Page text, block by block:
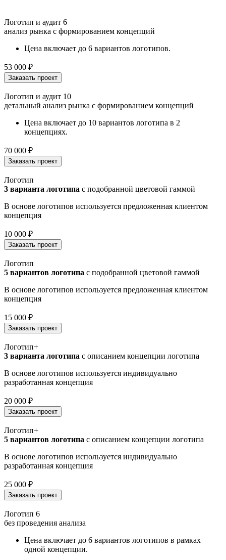
Логотип и аудит 6
анализ рынка с формированием концепций
Цена включает до 6 вариантов логотипов.
53 000 ₽
Заказать проект
Логотип и аудит 10
детальный анализ рынка с формированием концепций
Цена включает до 10 вариантов логотипа в 2
концепциях.
70 000 ₽
Заказать проект
Логотип
3 варианта логотипа с подобранной цветовой гаммой
В основе логотипов используется предложенная клиентом
концепция
10 000 ₽
Заказать проект
Логотип
5 вариантов логотипа с подобранной цветовой гаммой
В основе логотипов используется предложенная клиентом
концепция
15 000 ₽
Заказать проект
Логотип+
3 варианта логотипа с описанием концепции логотипа
В основе логотипов используется индивидуально
разработанная концепция
20 000 ₽
Заказать проект
Логотип+
5 вариантов логотипа с описанием концепции логотипа
В основе логотипов используется индивидуально
разработанная концепция
25 000 ₽
Заказать проект
Логотип 6
без проведения анализа
Цена включает до 6 вариантов логотипов в рамках
одной концепции.